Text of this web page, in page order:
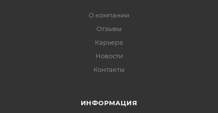
О компании
Отзывы
Карьера
Новости
Контакты
ИНФОРМАЦИЯ